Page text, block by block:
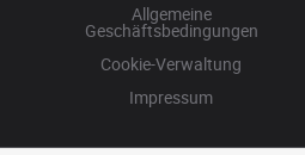
Allgemeine
Geschäftsbedingungen
Cookie-Verwaltung
Impressum